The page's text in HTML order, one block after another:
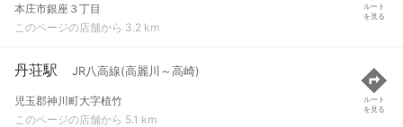
本庄市銀座３丁目
このページの店舗から 3.2 km
ルート
を見る
丹荘駅 JR八高線(高麗川～高崎)
児玉郡神川町大字植竹
このページの店舗から 5.1 km
ルート
を見る